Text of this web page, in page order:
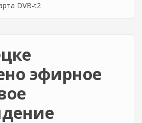
DVB-t2
эфирное